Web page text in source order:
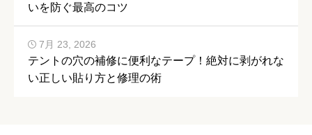
いを防ぐ最高のコツ
テントの穴の補修に便利なテープ！絶対に剥がれな
い正しい貼り方と修理の術
7月 23, 2026